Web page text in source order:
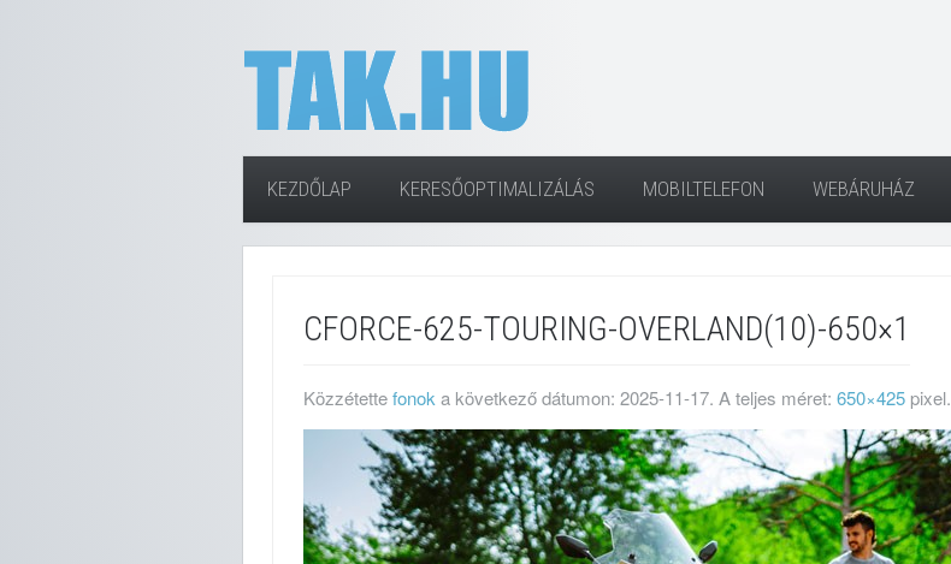
KEZDŐLAP KERESŐOPTIMALIZÁLÁS MOBILTELEFON WEBÁRUHÁZ
CFORCE-625-TOURING-OVERLAND(10)-650×1
Közzétettefonok a következő dátumon: 2025-11-17. A teljes méret: 650×425 pixel.